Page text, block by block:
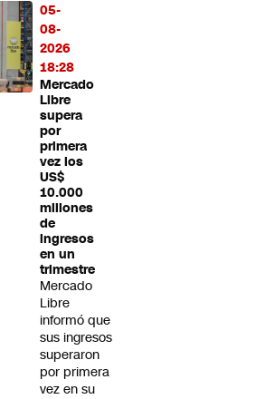
05-
08-
2026
18:28
Mercado
Libre
supera
por
primera
vez los
US$
10.000
millones
de
ingresos
en un
trimestre
Mercado
Libre
informó que
sus ingresos
superaron
por primera
vez en su